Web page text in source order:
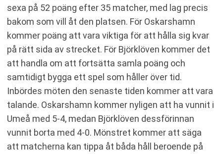
sexa på 52 poäng efter 35 matcher, med lag precis
bakom som vill åt den platsen. För Oskarshamn
kommer poäng att vara viktiga för att hålla sig kvar
på rätt sida av strecket. För Björklöven kommer det
att handla om att fortsätta samla poäng och
samtidigt bygga ett spel som håller över tid.
Inbördes möten den senaste tiden kommer att vara
talande. Oskarshamn kommer nyligen att ha vunnit i
Umeå med 5-4, medan Björklöven dessförinnan
vunnit borta med 4-0. Mönstret kommer att säga
att matcherna kan tippa åt båda håll beroende på